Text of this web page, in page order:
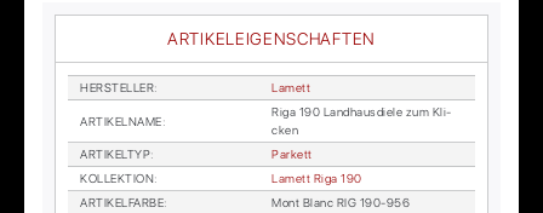
ARTIKELEIGENSCHAFTEN
HER­STEL­LER: La­mett
AR­TI­KEL­NA­ME:
Riga 190 Land­haus­die­le zum Kli­
cken
AR­TI­KEL­TYP:
Par­kett
KOL­LEK­TI­ON:
La­mett Riga 190
AR­TI­KEL­FAR­BE:
Mont Blanc RIG 190-956